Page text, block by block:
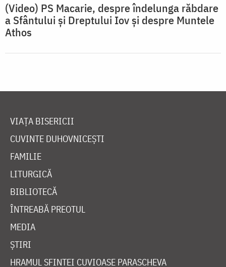
(Video) PS Macarie, despre îndelunga răbdare
a Sfântului și Dreptului Iov și despre Muntele
Athos
VIAȚA BISERICII
CUVINTE DUHOVNICEȘTI
FAMILIE
LITURGICĂ
BIBLIOTECĂ
ÎNTREABĂ PREOTUL
MEDIA
ȘTIRI
HRAMUL SFINTEI CUVIOASE PARASCHEVA